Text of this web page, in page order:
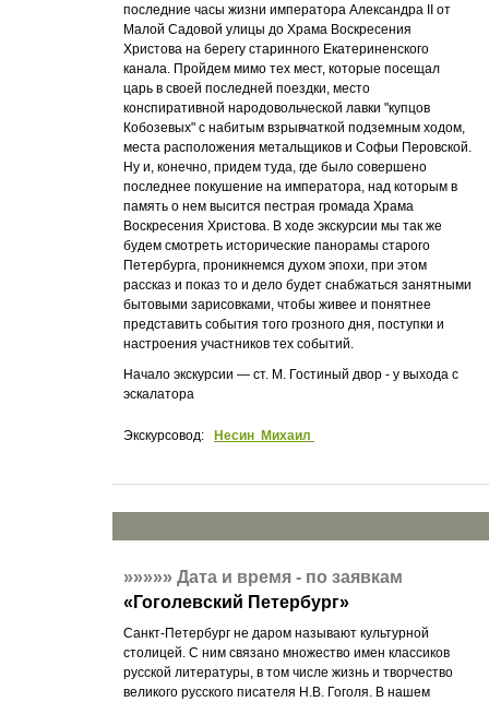
последние часы жизни императора Александра II от
Малой Садовой улицы до Храма Воскресения
Христова на берегу старинного Екатериненского
канала. Пройдем мимо тех мест, которые посещал
царь в своей последней поездки, место
конспиративной народовольческой лавки "купцов
Кобозевых" с набитым взрывчаткой подземным ходом,
места расположения метальщиков и Софьи Перовской.
Ну и, конечно, придем туда, где было совершено
последнее покушение на императора, над которым в
память о нем высится пестрая громада Храма
Воскресения Христова. В ходе экскурсии мы так же
будем смотреть исторические панорамы старого
Петербурга, проникнемся духом эпохи, при этом
рассказ и показ то и дело будет снабжаться занятными
бытовыми зарисовками, чтобы живее и понятнее
представить события того грозного дня, поступки и
настроения участников тех событий.
Начало экскурсии — ст. М. Гостиный двор - у выхода с
эскалатора
Экскурсовод: Несин Михаил
»»»»»Дата и время - по заявкам
« Гоголевский Петербург»
Санкт-Петербург не даром называют культурной
столицей. С ним связано множество имен классиков
русской литературы, в том числе жизнь и творчество
великого русского писателя Н.В. Гоголя. В нашем